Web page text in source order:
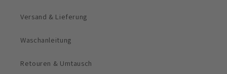
Versand & Lieferung
Waschanleitung
Retouren & Umtausch